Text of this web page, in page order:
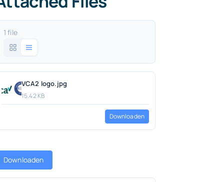
1 file
VCA2 logo.jpg
15.42 KB
Downloaden
Downloaden